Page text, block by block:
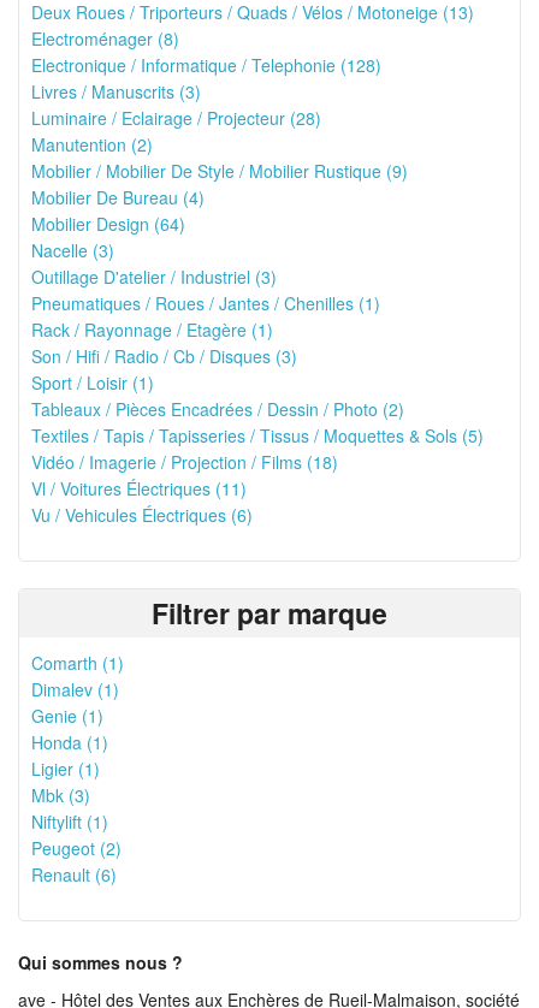
Deux Roues / Triporteurs / Quads / Vélos / Motoneige (13)
Electroménager (8)
Electronique / Informatique / Telephonie (128)
Livres / Manuscrits (3)
Luminaire / Eclairage / Projecteur (28)
Manutention (2)
Mobilier / Mobilier De Style / Mobilier Rustique (9)
Mobilier De Bureau (4)
Mobilier Design (64)
Nacelle (3)
Outillage D'atelier / Industriel (3)
Pneumatiques / Roues / Jantes / Chenilles (1)
Rack / Rayonnage / Etagère (1)
Son / Hifi / Radio / Cb / Disques (3)
Sport / Loisir (1)
Tableaux / Pièces Encadrées / Dessin / Photo (2)
Textiles / Tapis / Tapisseries / Tissus / Moquettes & Sols (5)
Vidéo / Imagerie / Projection / Films (18)
Vl / Voitures Électriques (11)
Vu / Vehicules Électriques (6)
Filtrer par marque
Comarth (1)
Dimalev (1)
Genie (1)
Honda (1)
Ligier (1)
Mbk (3)
Niftylift (1)
Peugeot (2)
Renault (6)
Qui sommes nous ?
ave - Hôtel des Ventes aux Enchères de Rueil-Malmaison, société